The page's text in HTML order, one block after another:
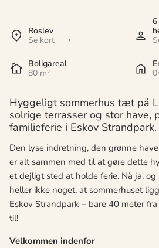
Roslev
Se kort
Boligareal
80 m²
Hyggeligt sommerhus tæt på
solrige terrasser og stor have,
familieferie i Eskov Strandpark.
Den lyse indretning, den grønne
er alt sammen med til at gøre dette
et dejligt sted at holde ferie. Nå ja,
heller ikke noget, at sommerhuset
Eskov Strandpark – bare 40 meter
til!
Velkommen indenfor